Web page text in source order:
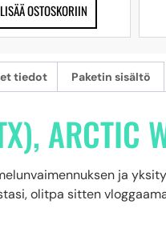
LISÄÄ OSTOSKORIIN
tiedot Paketin sisältö
ARCTIC
ja
olitpa sitten